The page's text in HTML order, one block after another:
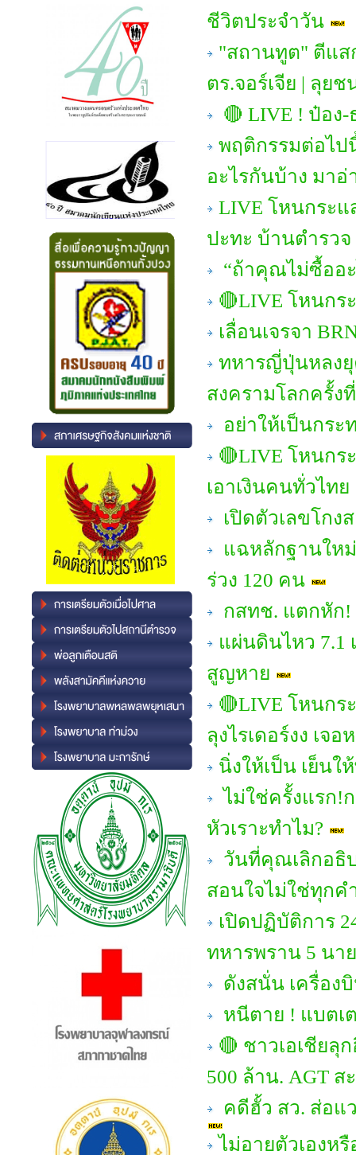
ชีวิตประจำวัน
"สถานทูต" ตีแส
ตร.จอร์เจีย | ลุย
🔴 LIVE ! ป๋อง
พฤติกรรมต่อไป
อะไรกันบ้าง มา
LIVE โหนกระ
ปะทะ บ้านตำรวจ
“ถ้าคุณไม่ซื้ออ
🔴LIVE โหนกร
เลื่อนเจรจา
ทหารญี่ปุ่นหลง
สงครามโลกครั้ง
อย่าให้เป็นกระ
🔴LIVE โหนกร
เอาเงินคนทั่วไทย
เปิดตัวเลขโก
แฉหลักฐานให
ร่วง 120 คน
กสทช. แตกหัก
แผ่นดินไหว 7.1
สูญหาย
🔴LIVE โหนกร
ลุงไรเดอร์งง เจ
นิ่งให้เป็น เย็นใ
ไม่ใช่ครั้งแรก!
หัวเราะทำไม?
วันที่คุณเลิกอธิ
สอนใจไม่ใช่ทุกค
เปิดปฏิบัติการ
ทหารพราน 5 นา
ดังสนั่น เครื่อง
หนีตาย ! แบตเ
🔴 ชาวเอเชียลุ
500 ล้าน. AGT ส
คดีฮั้ว สว. ส่อแ
ไม่อายตัวเองห